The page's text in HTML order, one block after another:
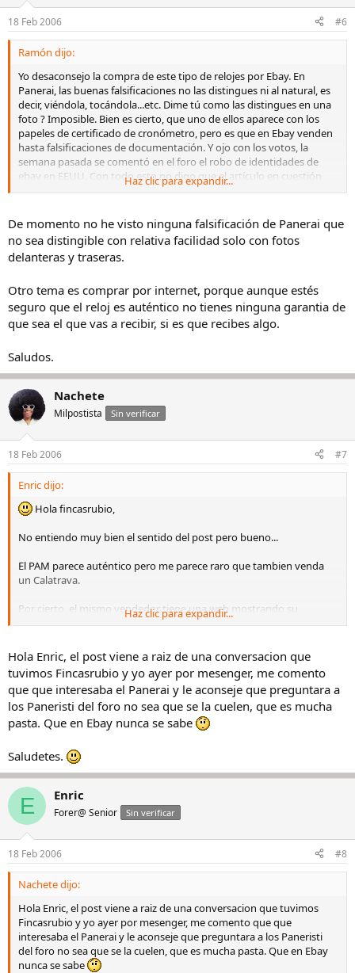
18 Feb 2006 #6
Ramón dijo:
Yo desaconsejo la compra de este tipo de relojes por Ebay. En
Panerai, las buenas falsificaciones no las distingues ni al natural, es
decir, viéndola, tocándola...etc. Dime tú como las distingues en una
foto ? Imposible. Bien es cierto, que uno de ellos aparece con los
papeles de certificado de cronómetro, pero es que en Ebay venden
hasta falsificaciones de documentación. Y ojo con los votos, la
semana pasada se comentó en el foro el robo de identidades de
ebay en EEUU. Con todo esto no digo que el artículo en cuestión
sea falso ni que el vendendor sea un estafador, pero yo no me la
relojes en ebay sería de 500 €, gastarse más ya lo considero
arriesgado.
Haz clic para expandir...
De momento no he visto ninguna falsificación de Panerai que
no sea distingible con relativa facilidad solo con fotos
delanteras y traseras.
Otro tema es comprar por internet, porque aunque estés
seguro que el reloj es auténtico no tienes ninguna garantia de
que sea el que vas a recibir, si es que recibes algo.
Saludos.
Nachete
Milpostista Sin verificar
18 Feb 2006 #7
Enric dijo:
Hola fincasrubio,
No entiendo muy bien el sentido del post pero bueno...
El PAM parece auténtico pero me parece raro que tambien venda
un Calatrava.
Por cierto, el mismo vendedor tiene una web mostrando su
que coincide con los famosos 34 relojes de tu anterior post.
Haz clic para expandir...
Hola Enric, el post viene a raiz de una conversacion que
tuvimos Fincasrubio y yo ayer por mesenger, me comento
que que interesaba el Panerai y le aconseje que preguntara a
los Paneristi del foro no sea que se la cuelen, que es mucha
pasta. Que en Ebay nunca se sabe
Saludetes.
E Enric
Forer@ Senior Sin verificar
18 Feb 2006 #8
Nachete dijo:
Hola Enric, el post viene a raiz de una conversacion que tuvimos
Fincasrubio y yo ayer por mesenger, me comento que que
interesaba el Panerai y le aconseje que preguntara a los Paneristi
del foro no sea que se la cuelen, que es mucha pasta. Que en Ebay
nunca se sabe